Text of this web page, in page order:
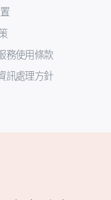
務使用條款
訊處理方針